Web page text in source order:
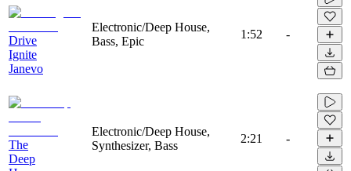
Drive
Ignite
Janevo
Electronic/Deep House,
Bass, Epic
1:52 -
The
Deep
Electronic/Deep House,
Synthesizer, Bass
2:21 -